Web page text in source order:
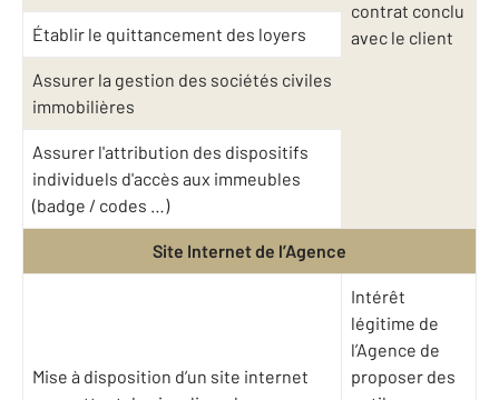
contrat conclu
avec le client
Établir le quittancement des loyers
Assurer la gestion des sociétés civiles
immobilières
Assurer l'attribution des dispositifs
individuels d'accès aux immeubles
(badge / codes …)
Site Internet de l’Agence
Mise à disposition d’un site internet
Intérêt
légitime de
l’Agence de
proposer des